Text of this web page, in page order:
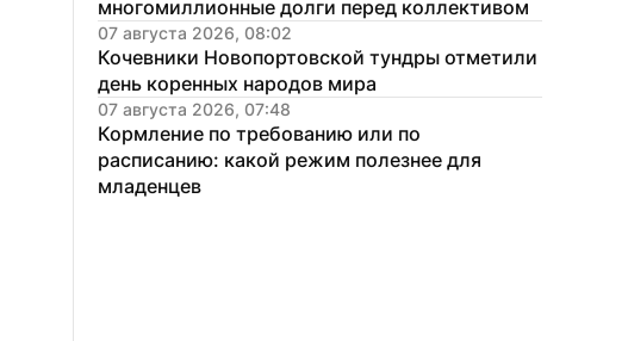
многомиллионные долги перед коллективом
07 августа 2026, 08:02
Кочевники Новопортовской тундры отметили
день коренных народов мира
07 августа 2026, 07:48
Кормление по требованию или по
расписанию: какой режим полезнее для
младенцев